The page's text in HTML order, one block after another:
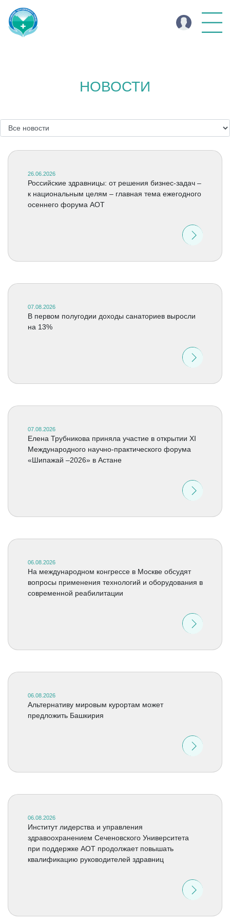
НОВОСТИ
26.06.2026
Российские здравницы: от решения бизнес-задач –
к национальным целям – главная тема ежегодного
осеннего форума АОТ
07.08.2026
В первом полугодии доходы санаториев выросли
на 13%
07.08.2026
Елена Трубникова приняла участие в открытии XI
Международного научно-практического форума
«Шипажай –2026» в Астане
06.08.2026
На международном конгрессе в Москве обсудят
вопросы применения технологий и оборудования в
современной реабилитации
06.08.2026
Альтернативу мировым курортам может
предложить Башкирия
06.08.2026
Институт лидерства и управления
здравоохранением Сеченовского Университета
при поддержке АОТ продолжает повышать
квалификацию руководителей здравниц